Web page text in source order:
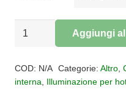
Sospensione
CHOUCHIN
quantità
Aggiungi
COD: N/A Categorie: Altro,
interna
Illuminazione per